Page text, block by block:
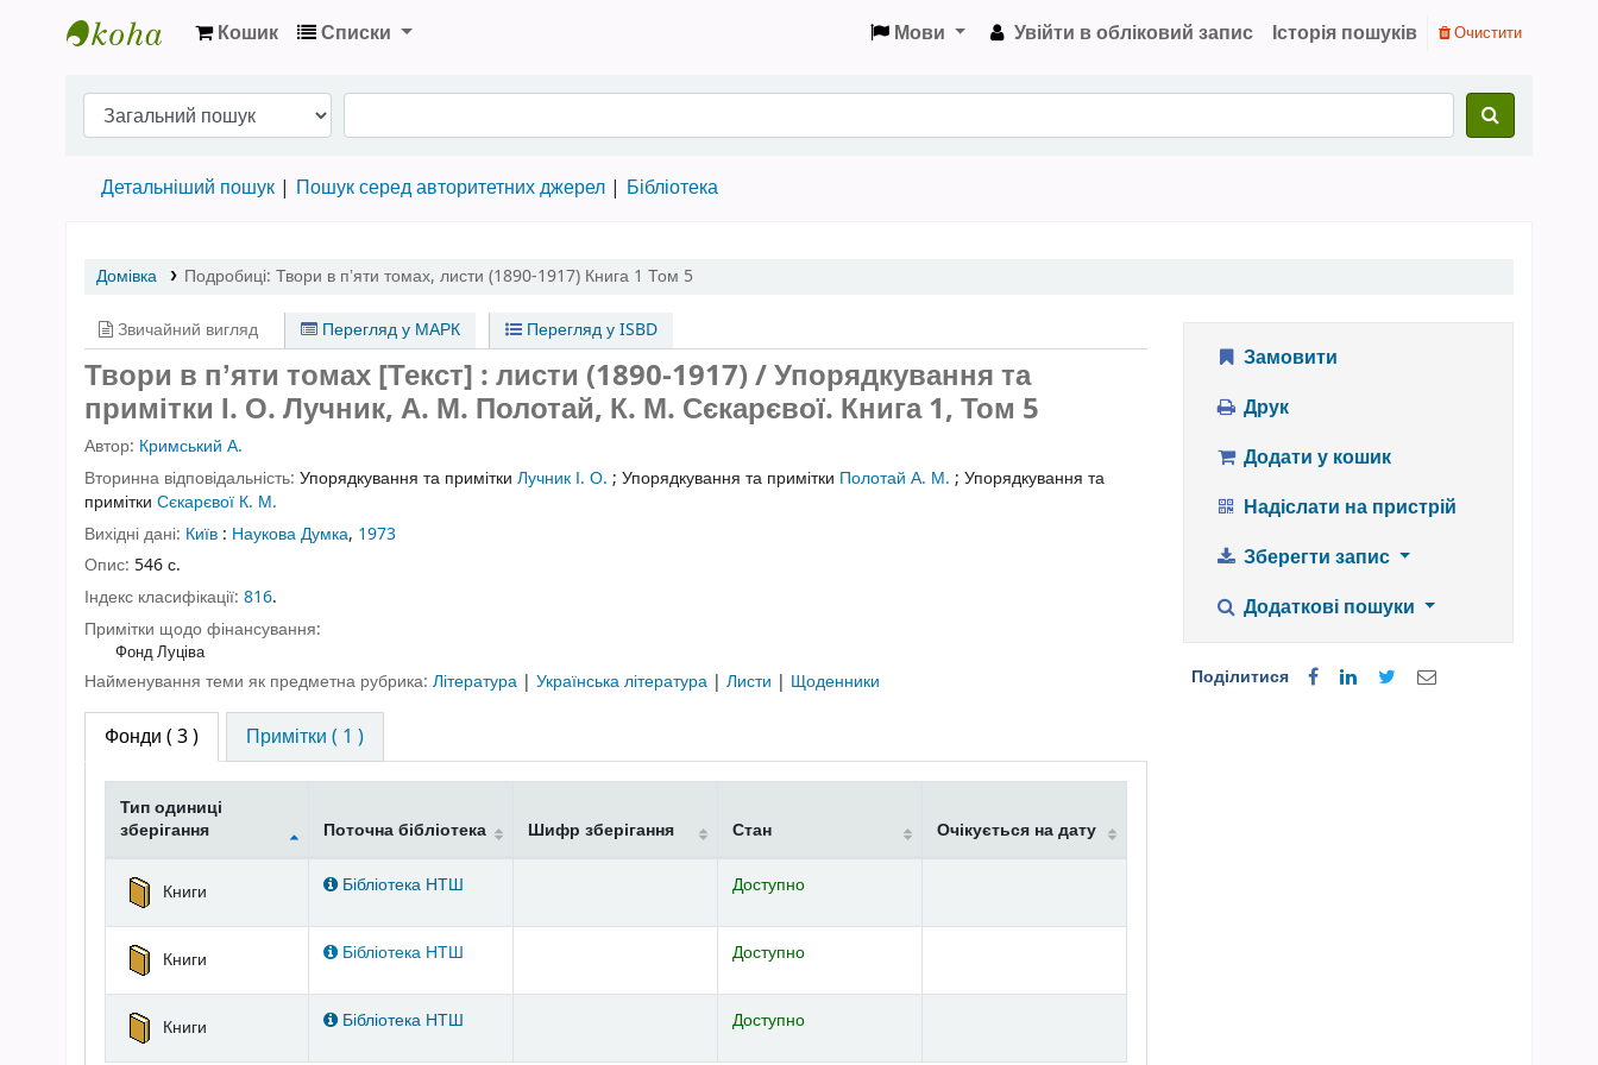
Кошик Списки Мови Увійти в обліковий запис Історія пошуків Очистити
Детальніший пошук Пошук серед авторитетних джерел Бібліотека
Домівка Подробиці: Твори в пʼяти томах, листи (1890-1917) Книга 1 Том 5
Звичайний вигляд Перегляд у МАРК Перегляд у ISBD
Твори в пʼяти томах [Текст] : листи (1890-1917) / Упорядкування та
примітки І. О. Лучник, А. М. Полотай, К. М. Сєкарєвої. Книга 1,Том 5
Автор: Кримський А.
Вторинна відповідальність: Упорядкування та примітки Лучник І. О. ; Упорядкування та примітки Полотай А. М. ; Упорядкування та
примітки Сєкарєвої К. М.
Вихідні дані: Київ : Наукова Думка, 1973
Опис: 546 с.
Індекс класифікації: 816.
Примітки щодо фінансування:
Фонд Луціва
Найменування теми як предметна рубрика: Література | Українська література | Листи | Щоденники
Фонди ( 3 ) Примітки ( 1 )
Тип одиниці
зберігання
Поточна бібліотека Шифр зберігання Стан Очікується на дату
Книги Бібліотека НТШ Доступно
Книги Бібліотека НТШ Доступно
Книги Бібліотека НТШ Доступно
Замовити
Друк
Додати у кошик
Надіслати на пристрій
Зберегти запис
Додаткові пошуки
Поділитися